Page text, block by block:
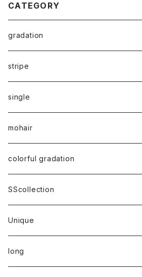
CATEGORY
gradation
stripe
single
mohair
colorful gradation
SScollection
Unique
long